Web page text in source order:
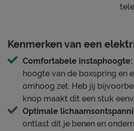
Type comfortlaag
Aantal veren per m2 matrassen
Aantal slagen veer matrassen
Hardheid Matrassen
Topper
Kenmerken van een
Comfortabele instaphoogte:
hoogte van de boxspring en
omhoog zet. Heb jij
knop maakt dit een stuk
Optimale
ontlast dit je benen en